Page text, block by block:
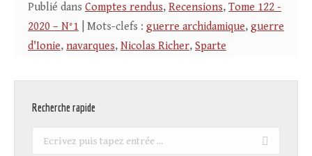
Publié dans Comptes rendus, Recensions, Tome 122 -
2020 – N°1 | Mots-clefs : guerre archidamique, guerre
d'Ionie, navarques, Nicolas Richer, Sparte
Recherche rapide
Recherche